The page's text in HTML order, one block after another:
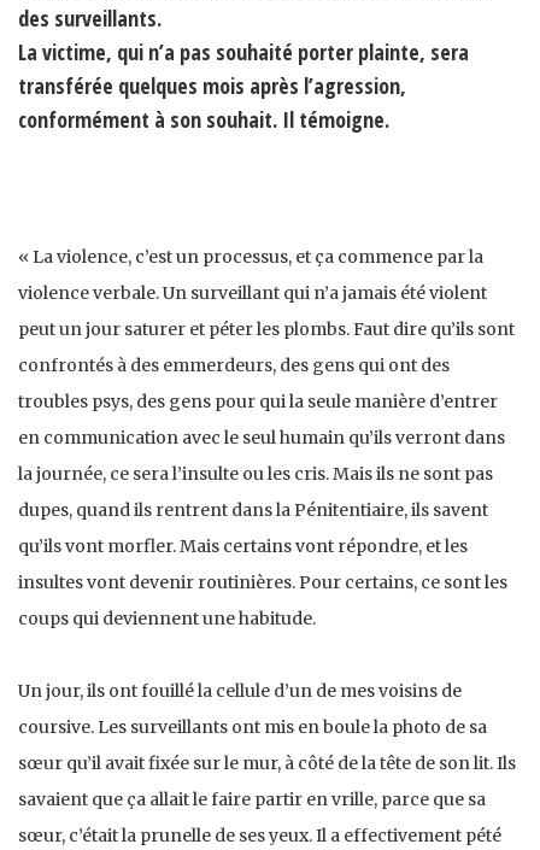
des surveillants.
La victime, qui n’a pas souhaité porter plainte, sera
transférée quelques mois après l’agression,
conformément à son souhait. Il témoigne.
« La violence, c’est un processus, et ça commence par la
violence verbale. Un surveillant qui n’a jamais été violent
peut un jour saturer et péter les plombs. Faut dire qu’ils sont
confrontés à des emmerdeurs, des gens qui ont des
troubles psys, des gens pour qui la seule manière d’entrer
en communication avec le seul humain qu’ils verront dans
la journée, ce sera l’insulte ou les cris. Mais ils ne sont pas
dupes, quand ils rentrent dans la Pénitentiaire, ils savent
qu’ils vont morfler. Mais certains vont répondre, et les
insultes vont devenir routinières. Pour certains, ce sont les
coups qui deviennent une habitude.
Un jour, ils ont fouillé la cellule d’un de mes voisins de
coursive. Les surveillants ont mis en boule la photo de sa
sœur qu’il avait fixée sur le mur, à côté de la tête de son lit. Ils
savaient que ça allait le faire partir en vrille, parce que sa
sœur, c’était la prunelle de ses yeux. Il a effectivement pété